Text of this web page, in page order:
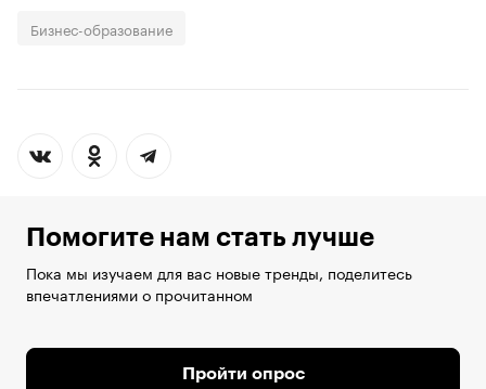
Бизнес-образование
Помогите нам стать лучше
Пока мы изучаем для вас новые тренды, поделитесь
впечатлениями о прочитанном
Пройти опрос